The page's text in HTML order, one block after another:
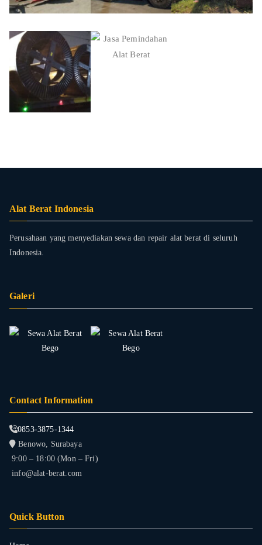
Alat Berat Indonesia
Perusahaan yang menyediakan sewa dan repair alat berat di seluruh
Indonesia.
Galeri
Contact Information
0853-3875-1344
Benowo, Surabaya
9:00 – 18:00 (Mon – Fri)
info@alat-berat.com
Quick Button